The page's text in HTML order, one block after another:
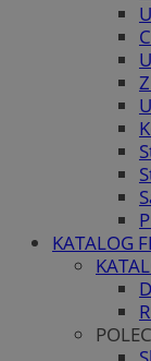
KATALOG